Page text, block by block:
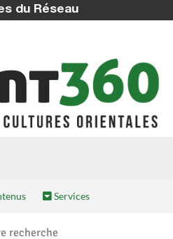
du Réseau
Services